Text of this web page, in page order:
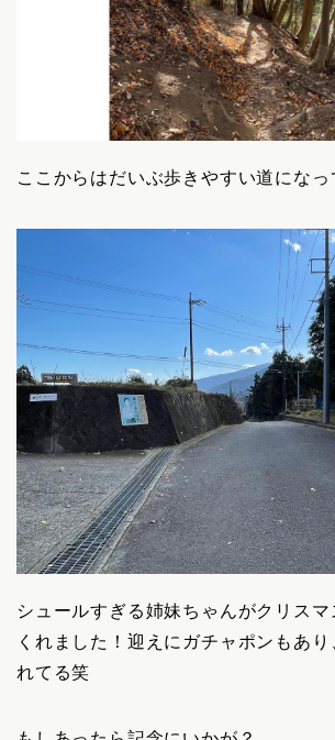
ここからはだいぶ歩きやすい道になっ
シュールすぎる姉妹ちゃんがクリスマ
くれました！迎えにガチャポンもあ
れてる笑